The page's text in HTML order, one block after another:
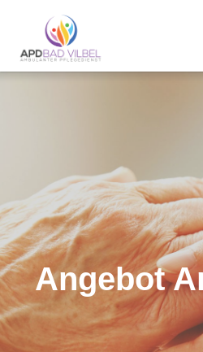
Angebot